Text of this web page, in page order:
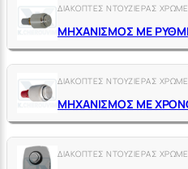
ΔΙΑΚΟΠΤΕΣ ΝΤΟΥΖΙΕΡΑΣ ΧΡΩΜΕ
ΔΙΑΚΟΠΤΕΣ ΝΤΟΥΖΙΕΡΑΣ ΧΡΩΜΕ
ΔΙΑΚΟΠΤΕΣ ΝΤΟΥΖΙΕΡΑΣ ΧΡΩΜΕ